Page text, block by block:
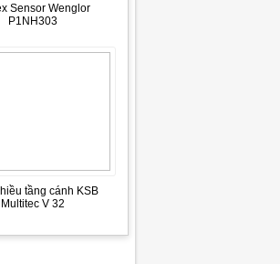
Sensor Wenglor
P1NH303
tầng cánh KSB
Multitec V 32